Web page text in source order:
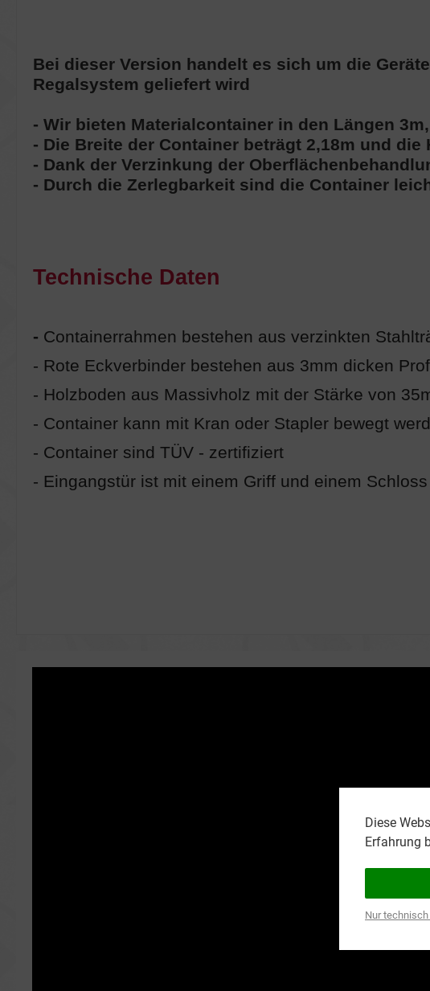
Bei dieser Version handelt es sich um die
Regalsystem geliefert wird
- Wir bieten Materialcontainer in den Längen
- Die Breite der Container beträgt 2,18m und die
- Dank der Verzinkung der
- Durch die Zerlegbarkeit sind die Container
Technische Daten
- Containerrahmen bestehen aus verzinkten
- Rote Eckverbinder bestehen aus 3mm dicken
- Holzboden aus Massivholz mit der Stärke von
- Container kann mit Kran oder Stapler bewegt
- Container sind TÜV - zertifiziert
- Eingangstür ist mit einem Griff und einem
Diese
Erfahrung
Nur